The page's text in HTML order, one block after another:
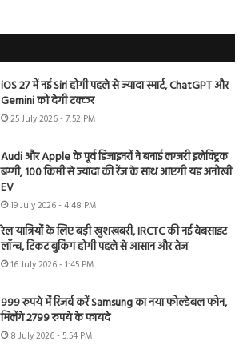
iOS 27 में नई Siri होगी पहले से ज्यादा स्मार्ट, ChatGPT और
Gemini को देगी टक्कर
25 July 2026 - 7:52 PM
Audi और Apple के पूर्व डिजाइनरों ने बनाई लग्जरी इलेक्ट्रिक
बग्गी, 100 किमी से ज्यादा की रेंज के साथ आएगी यह अनोखी
EV
19 July 2026 - 4:48 PM
रेल यात्रियों के लिए बड़ी खुशखबरी, IRCTC की नई वेबसाइट
लॉन्च, टिकट बुकिंग होगी पहले से आसान और तेज
16 July 2026 - 1:45 PM
999 रुपये में रिजर्व करें Samsung का नया फोल्डेबल फोन,
मिलेंगे 2799 रुपये के फायदे
8 July 2026 - 5:54 PM